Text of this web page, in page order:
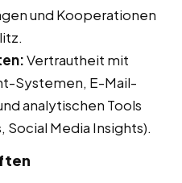
und Kooperationen
Vertrautheit mit
Systemen, E-Mail-
analytischen Tools
Social Media Insights).